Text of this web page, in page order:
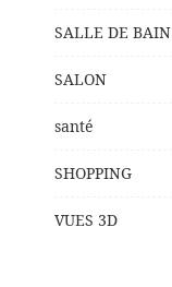
SALLE DE BAIN
SALON
santé
SHOPPING
VUES 3D